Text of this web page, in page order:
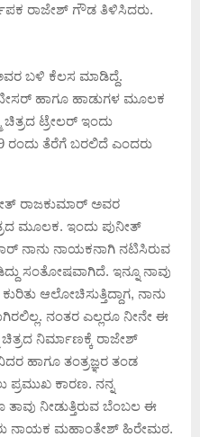
ರಾಜೇಶ್ ಗೌಡ ತಿಳಿಸಿದರು.
ಬಳಿ ಕೆಲಸ ಮಾಡಿದ್ದೆ.
ಹಾಗೂ ಹಾಡುಗಳ ಮೂಲಕ
ಟ್ರೇಲರ್ ಇಂದು
ರಂದು ತೆರೆಗೆ ಬರಲಿದೆ ಎಂದರು
ರಾಜಕುಮಾರ್ ಅವರ
ಮೂಲಕ. ಇಂದು ಪುನೀತ್
ನಾನು ನಾಯಕನಾಗಿ ನಟಿಸಿರುವ
ಸಂತೋಷವಾಗಿದೆ. ಇನ್ನೂ ನಾವು
ಆಲೋಚಿಸುತ್ತಿದ್ದಾಗ,‌‌ ನಾನು
ನಂತರ ಎಲ್ಲರೂ ನೀನೇ ಈ
ನಿರ್ಮಾಣಕ್ಕೆ ರಾಜೇಶ್
ಹಾಗೂ ತಂತ್ರಜ್ಞರ ತಂಡ
ಪ್ರಮುಖ ಕಾರಣ. ನನ್ನ
ನೀಡುತ್ತಿರುವ ಬೆಂಬಲ ಈ
ನಾಯಕ ಮಹಾಂತೇಶ್ ಹಿರೇಮಠ.